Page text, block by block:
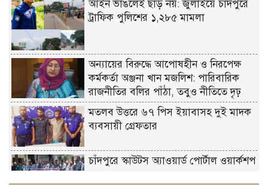
আইন ভাঙলেই ছাড় নয়: জুলাইয়ে চাঁদপুরে
ট্রাফিক পুলিশের ১,২৮৫ মামলা
অন্যায়ের বিরুদ্ধে আপোষহীন ও নিরপেক্ষ
কর্মকর্তা অঞ্জনা খান মজলিশ: পারিবারিক
রাজনীতির বলির পাঁঠা, তবুও নীতিতে দৃঢ়
মতলব উত্তরে ৬৭ পিস ইয়াবাসহ দুই মাদক
ব্যবসায়ী গ্রেফতার
চাঁদপুরে স্কাউটস অ্যাওয়ার্ড পোর্টাল ওয়ার্কশপ